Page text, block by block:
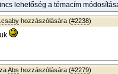
lehetőség a témacím
hozzászólására (#2238)
Abs hozzászólására (#2279)